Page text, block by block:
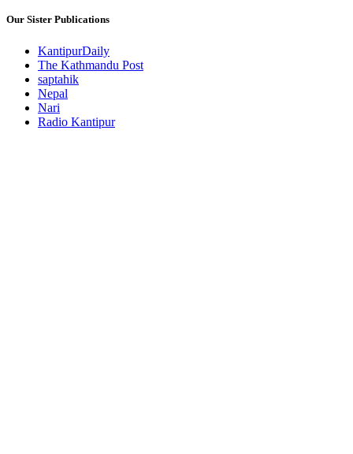
Our Sister Publications
KantipurDaily
The Kathmandu Post
saptahik
Nepal
Nari
Radio Kantipur